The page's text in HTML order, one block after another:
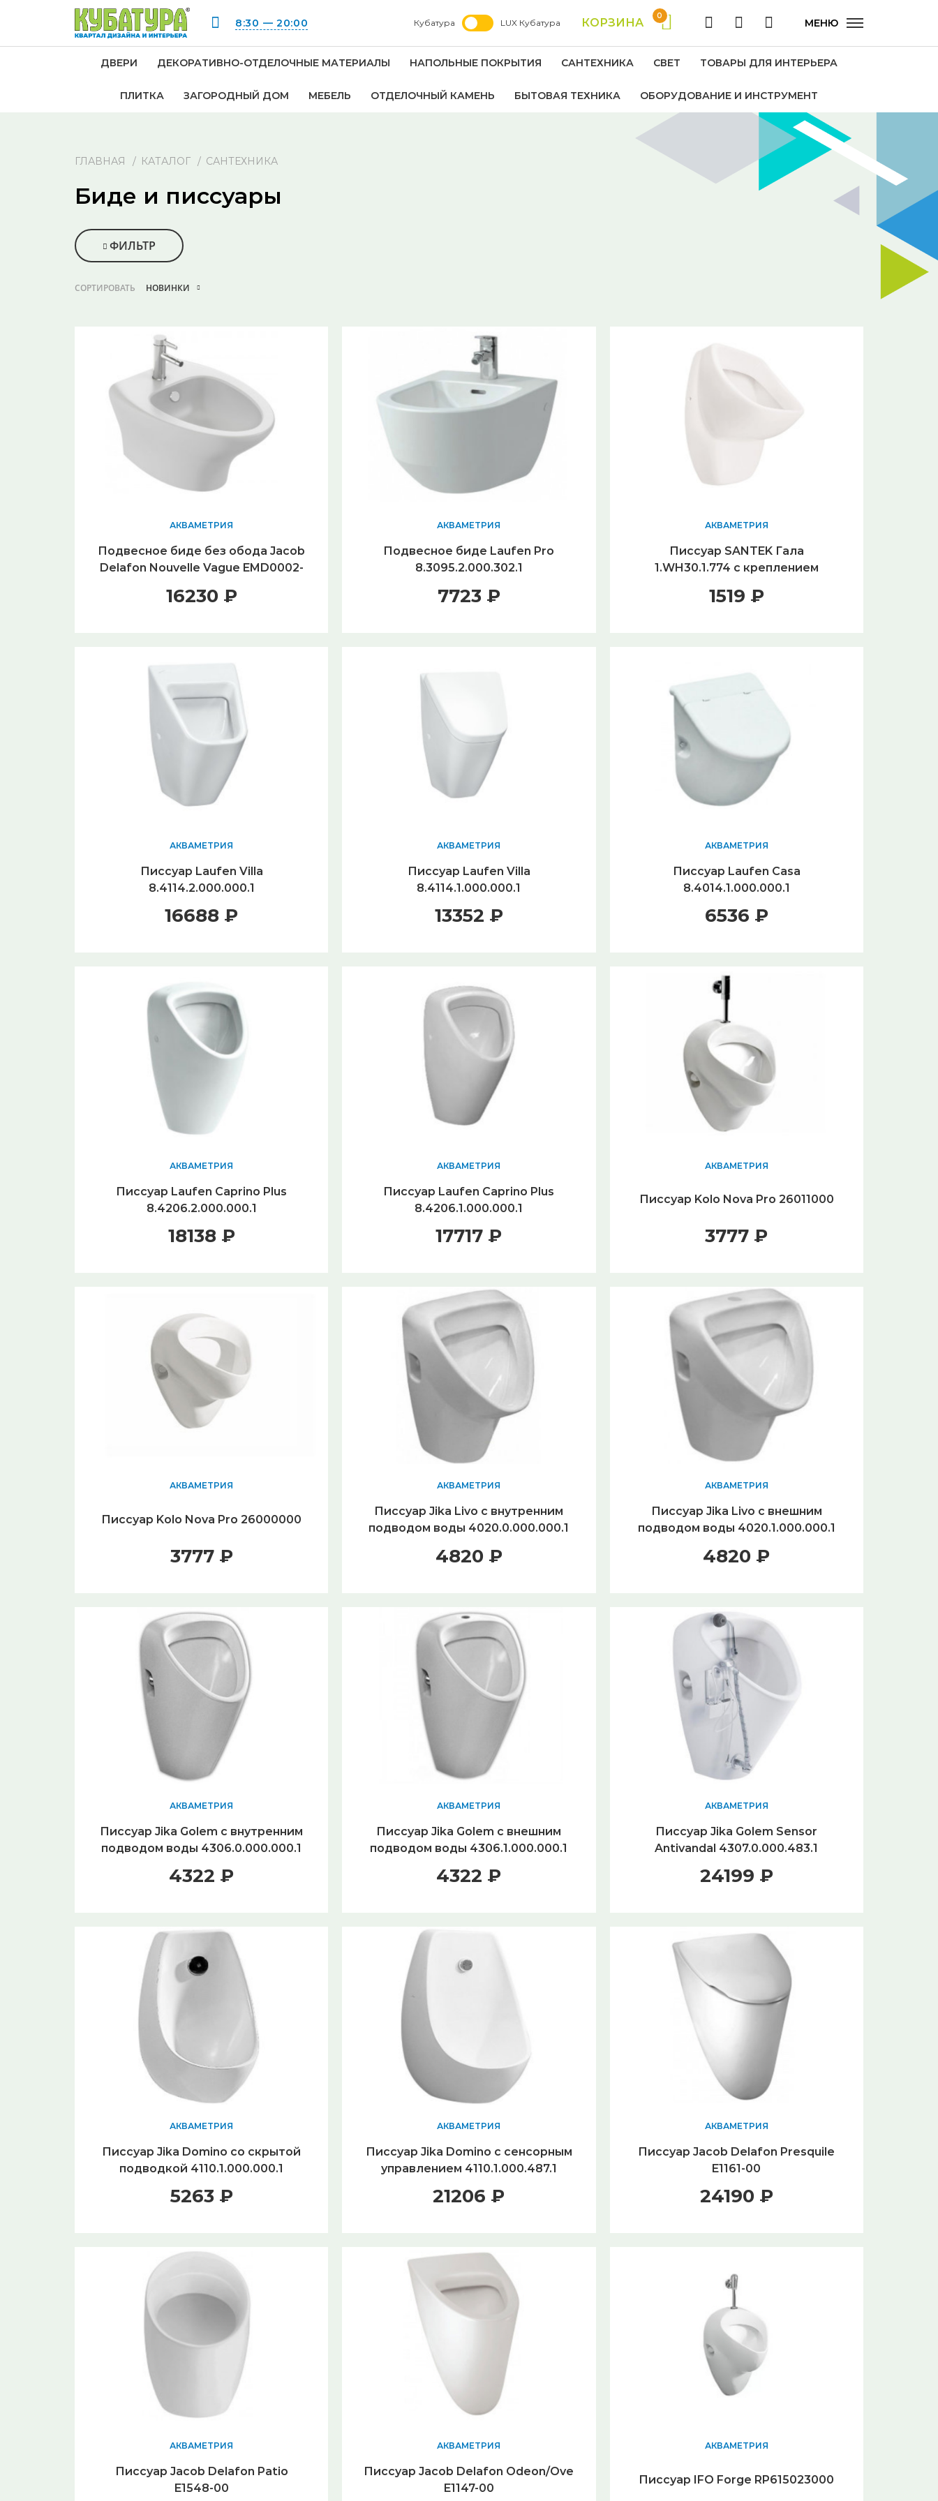
8:30 — 20:00 Кубатура LUX Кубатура КОРЗИНА
0
МЕНЮ
ДВЕРИ ДЕКОРАТИВНО-ОТДЕЛОЧНЫЕ МАТЕРИАЛЫ НАПОЛЬНЫЕ ПОКРЫТИЯ САНТЕХНИКА СВЕТ ТОВАРЫ ДЛЯ ИНТЕРЬЕРА
ПЛИТКА ЗАГОРОДНЫЙ ДОМ МЕБЕЛЬ ОТДЕЛОЧНЫЙ КАМЕНЬ БЫТОВАЯ ТЕХНИКА ОБОРУДОВАНИЕ И ИНСТРУМЕНТ
ГЛАВНАЯ КАТАЛОГ САНТЕХНИКА
Биде и писсуары
ФИЛЬТР
СОРТИРОВАТЬ НОВИНКИ
АКВАМЕТРИЯ
Подвесное биде без обода Jacob
Delafon Nouvelle Vague EMD0002-
16230 ₽
АКВАМЕТРИЯ
Подвесное биде Laufen Pro
8.3095.2.000.302.1
7723 ₽
АКВАМЕТРИЯ
Писсуар SANTEK Гала
1.WH30.1.774 с креплением
1519 ₽
АКВАМЕТРИЯ
Писсуар Laufen Villa
8.4114.2.000.000.1
16688 ₽
АКВАМЕТРИЯ
Писсуар Laufen Villa
8.4114.1.000.000.1
13352 ₽
АКВАМЕТРИЯ
Писсуар Laufen Casa
8.4014.1.000.000.1
6536 ₽
АКВАМЕТРИЯ
Писсуар Laufen Caprino Plus
8.4206.2.000.000.1
18138 ₽
АКВАМЕТРИЯ
Писсуар Laufen Caprino Plus
8.4206.1.000.000.1
17717 ₽
АКВАМЕТРИЯ
Писсуар Kolo Nova Pro 26011000
3777 ₽
АКВАМЕТРИЯ
Писсуар Kolo Nova Pro 26000000
3777 ₽
АКВАМЕТРИЯ
Писсуар Jika Livo с внутренним
подводом воды 4020.0.000.000.1
4820 ₽
АКВАМЕТРИЯ
Писсуар Jika Livo с внешним
подводом воды 4020.1.000.000.1
4820 ₽
АКВАМЕТРИЯ
Писсуар Jika Golem с внутренним
подводом воды 4306.0.000.000.1
4322 ₽
АКВАМЕТРИЯ
Писсуар Jika Golem с внешним
подводом воды 4306.1.000.000.1
4322 ₽
АКВАМЕТРИЯ
Писсуар Jika Golem Sensor
Antivandal 4307.0.000.483.1
24199 ₽
АКВАМЕТРИЯ
Писсуар Jika Domino со скрытой
подводкой 4110.1.000.000.1
5263 ₽
АКВАМЕТРИЯ
Писсуар Jika Domino с сенсорным
управлением 4110.1.000.487.1
21206 ₽
АКВАМЕТРИЯ
Писсуар Jacob Delafon Presquile
E1161-00
24190 ₽
АКВАМЕТРИЯ
Писсуар Jacob Delafon Patio
E1548-00
АКВАМЕТРИЯ
Писсуар Jacob Delafon Odeon/Ove
E1147-00
АКВАМЕТРИЯ
Писсуар IFO Forge RP615023000